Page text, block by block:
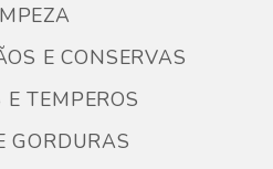
E CONSERVAS
TEMPEROS
GORDURAS